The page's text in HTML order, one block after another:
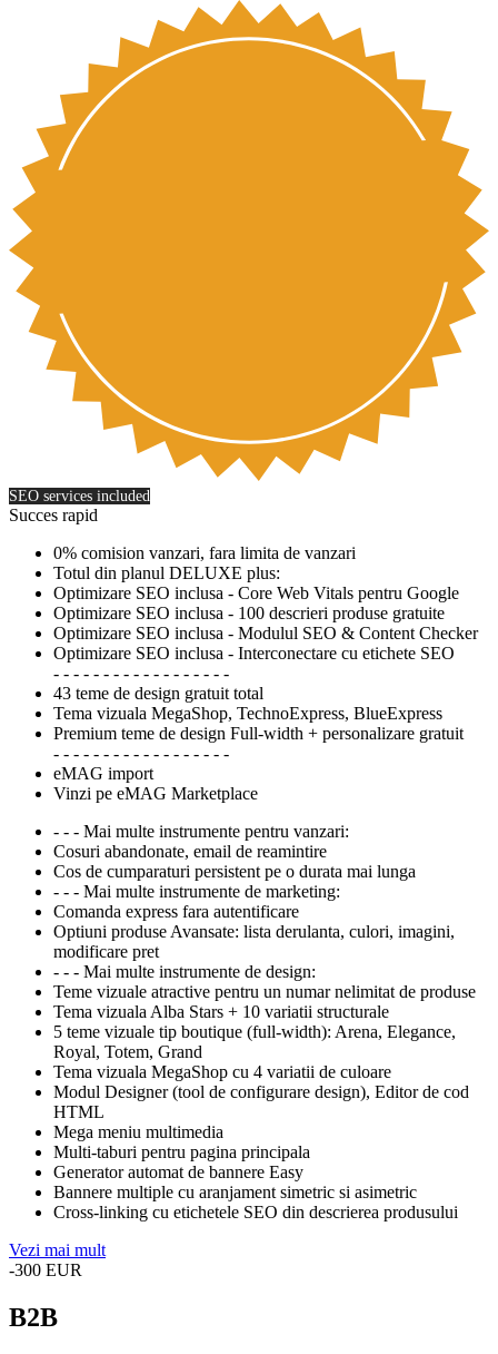
SEO services included
Succes rapid
0% comision vanzari, fara limita de vanzari
Totul din planul DELUXE plus:
Optimizare SEO inclusa - Core Web Vitals pentru Google
Optimizare SEO inclusa - 100 descrieri produse gratuite
Optimizare SEO inclusa - Modulul SEO & Content Checker
Optimizare SEO inclusa - Interconectare cu etichete SEO
- - - - - - - - - - - - - - - - - -
43 teme de design gratuit total
Tema vizuala MegaShop, TechnoExpress, BlueExpress
Premium teme de design Full-width + personalizare gratuit
- - - - - - - - - - - - - - - - - -
eMAG import
Vinzi pe eMAG Marketplace
- - - Mai multe instrumente pentru vanzari:
Cosuri abandonate, email de reamintire
Cos de cumparaturi persistent pe o durata mai lunga
- - - Mai multe instrumente de marketing:
Comanda express fara autentificare
Optiuni produse Avansate: lista derulanta, culori, imagini,
modificare pret
- - - Mai multe instrumente de design:
Teme vizuale atractive pentru un numar nelimitat de produse
Tema vizuala Alba Stars + 10 variatii structurale
5 teme vizuale tip boutique (full-width): Arena, Elegance,
Royal, Totem, Grand
Tema vizuala MegaShop cu 4 variatii de culoare
Modul Designer (tool de configurare design), Editor de cod
HTML
Mega meniu multimedia
Multi-taburi pentru pagina principala
Generator automat de bannere Easy
Bannere multiple cu aranjament simetric si asimetric
Cross-linking cu etichetele SEO din descrierea produsului
Vezi mai mult
-300 EUR
B2B